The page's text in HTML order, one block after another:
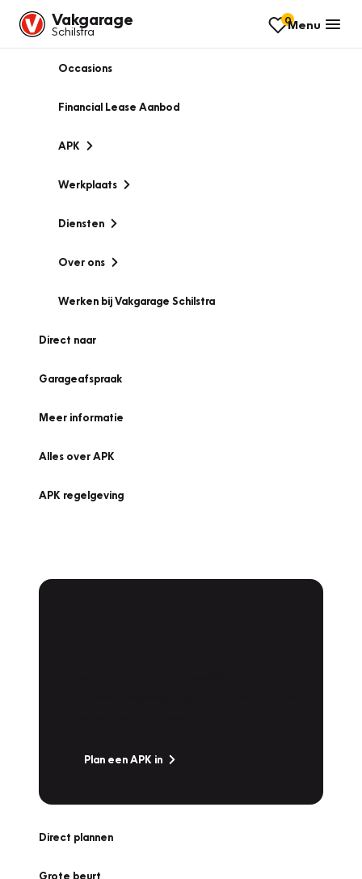
Vakgarage
Schilstra
0Menu
Occasions
Financial Lease Aanbod
APK
Werkplaats
Diensten
Over ons
Werken bij Vakgarage Schilstra
Direct naar
Garageafspraak
Meer informatie
Alles over APK
APK regelgeving
Plan een APK in
Direct plannen
Grote beurt